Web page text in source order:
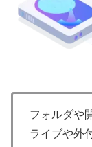
フォルダや
ライブや外